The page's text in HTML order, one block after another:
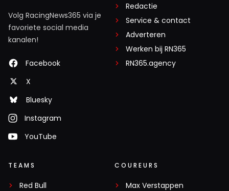
Volg RacingNews365 via je
favoriete social media
kanalen!
Facebook
X
Bluesky
Instagram
YouTube
Redactie
Service & contact
Adverteren
Werken bij RN365
RN365.agency
TEAMS
Red Bull
COUREURS
Max Verstappen